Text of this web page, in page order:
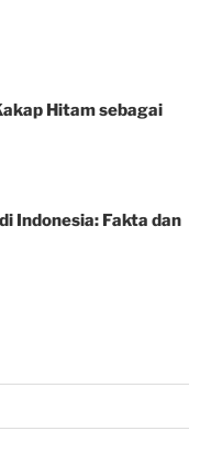
Hitam sebagai
Indonesia: Fakta dan